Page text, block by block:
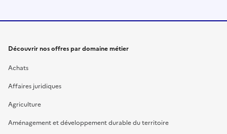
Découvrir nos offres par domaine métier
Achats
Affaires juridiques
Agriculture
Aménagement et développement durable du territoire